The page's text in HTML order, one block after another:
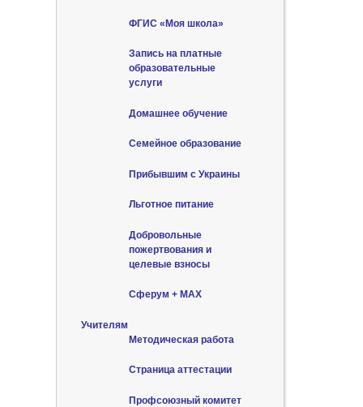
ФГИС «Моя школа»
Запись на платные
образовательные
услуги
Домашнее обучение
Семейное образование
Прибывшим с Украины
Льготное питание
Добровольные
пожертвования и
целевые взносы
Сферум + MAX
Учителям
Методическая работа
Страница аттестации
Профсоюзный комитет